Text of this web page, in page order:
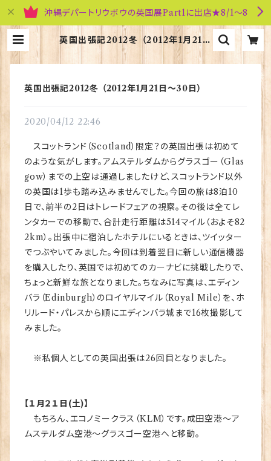
沖縄デパートリウボウの英国展Part1に出店★8/1～8
英国出張記2012冬 （2012年1月21日
～30日） | 英国雑貨専門店ブリティッ
シュ・ライフ
英国出張記2012冬 （2012年1月21日～30日）
2020/04/12 22:46
スコットランド（Scotland）限定？の英国出張は初めて
のような気がします。アムステルダムからグラスゴー（Glas
gow）までの上空は通過しましたけど、スコットランド以外
の英国は1歩も踏み込みませんでした。今回の旅は8泊10
日で、前半の2日はトレードフェアの視察。その後は全てレ
ンタカーでの移動で、合計走行距離は514マイル（およそ82
2km）。出張中に宿泊したホテルにいるときは、ツイッター
でつぶやいてみました。今回は到着翌日に新しい通信機器
を購入したり、英国では初めてのカーナビに挑戦したりで、
ちょっと新鮮な旅となりました。ちなみに写真は、エディン
バラ（Edinburgh）のロイヤルマイル（Royal Mile）を、ホ
リルード・パレスから順にエディンバラ城まで16枚撮影して
みました。
※私個人としての英国出張は26回目となりました。
【１月２１日(土)】
もちろん、エコノミークラス（KLM）です。成田空港～ア
ムステルダム空港～グラスゴー空港へと移動。